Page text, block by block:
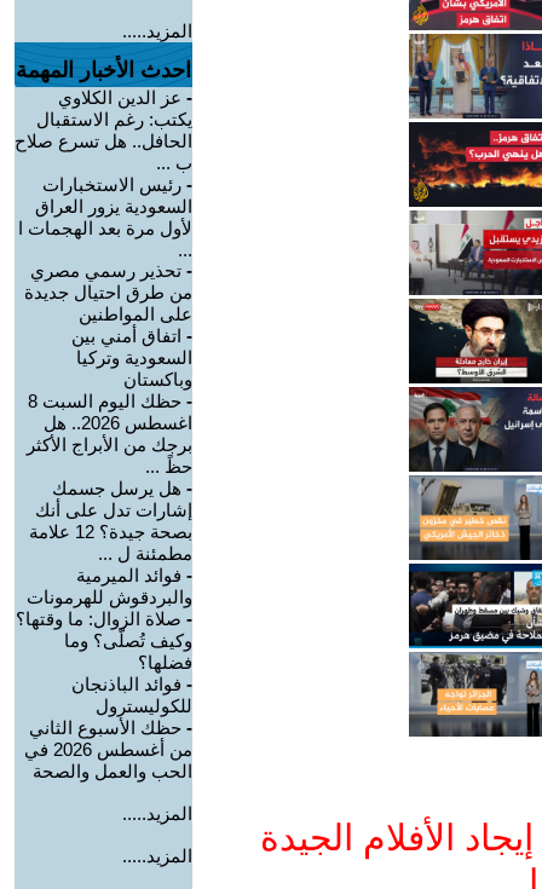
الأفلام الجيدة
المزيد.....
احدث الأخبار المهمة
- عز الدين الكلاوي
يكتب: رغم الاستقبال
الحافل.. هل تسرع صلاح
ب ...
- رئيس الاستخبارات
السعودية يزور العراق
لأول مرة بعد الهجمات ا
...
- تحذير رسمي مصري
من طرق احتيال جديدة
على المواطنين
- اتفاق أمني بين
السعودية وتركيا
وباكستان
-
حظك اليوم السبت 8
اغسطس 2026.. هل
برجك من الأبراج الأكثر
حظً ...
- هل يرسل جسمك
إشارات تدل على أنك
بصحة جيدة؟ 12 علامة
مطمئنة ل ...
- فوائد الميرمية
والبردقوش للهرمونات
- صلاة الزوال: ما وقتها؟
وكيف تُصلّى؟ وما
فضلها؟
- فوائد الباذنجان
للكوليسترول
- حظك الأسبوع الثاني
من أغسطس 2026 في
الحب والعمل والصحة
المزيد.....
المزيد.....